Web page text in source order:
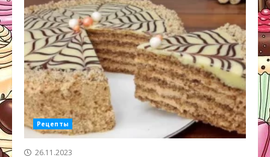
Рецепты
26.11.2023